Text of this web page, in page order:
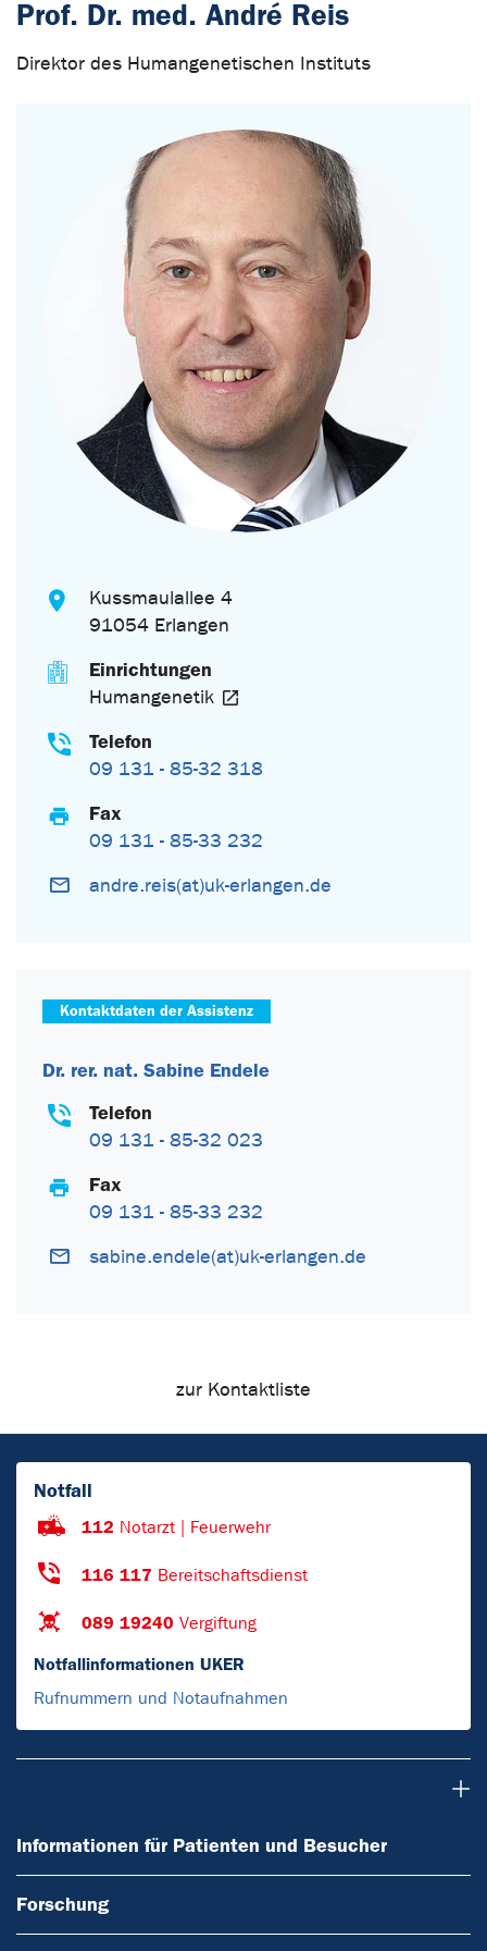
Prof. Dr. med. André Reis
Direktor des Humangenetischen Instituts
Kussmaulallee 4
91054 Erlangen
Einrichtungen
Humangenetik
Telefon
09 131 - 85-32 318
Fax
09 131 - 85-33 232
andre.reis(at)uk-erlangen.de
Kontaktdaten der Assistenz
Dr. rer. nat. Sabine Endele
Telefon
09 131 - 85-32 023
Fax
09 131 - 85-33 232
sabine.endele(at)uk-erlangen.de
zur Kontaktliste
Notfall
112 Notarzt | Feuerwehr
116 117 Bereitschaftsdienst
089 19240 Vergiftung
Notfallinformationen UKER
Rufnummern und Notaufnahmen
Informationen für Patienten und Besucher
Forschung